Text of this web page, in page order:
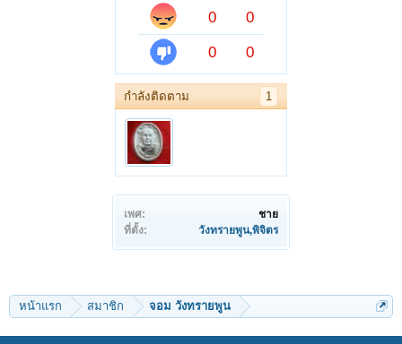
0
0
0
0
กำลังติดตาม 1
เพศ:
ชาย
ที่ตั้ง:
วังทรายพูน,พิจิตร
หน้าแรก สมาชิก จอม วังทรายพูน